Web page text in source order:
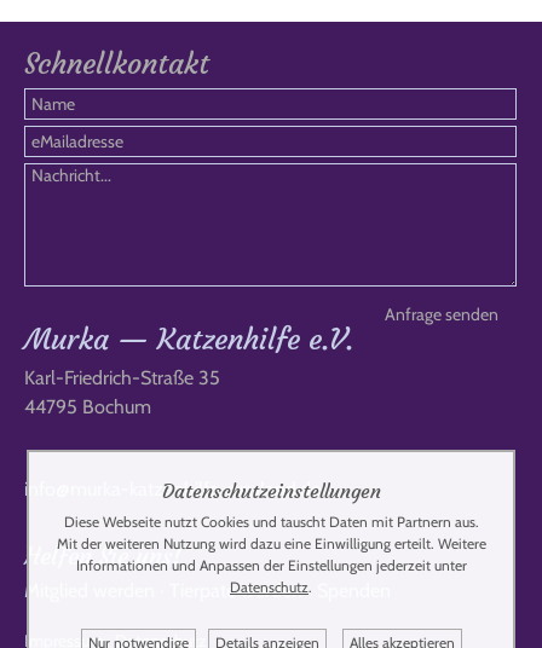
Schnellkontakt
Murka — Katzenhilfe e.V.
Karl-Friedrich-Straße 35
44795 Bochum
info@murka-katzenhilfe-russland.de
Helfen Sie uns!
Mitglied werden Tierpate werden·
Impressum·Datenschutz
Datenschutzeinstellungen
Diese Webseite nutzt Cookies und tauscht Daten mit Partnern aus.
Mit der weiteren Nutzung wird dazu eine Einwilligung erteilt. Weitere
Informationen und Anpassen der Einstellungen jederzeit unter
Datenschutz.
Nur notwendige Details anzeigen Alles akzeptieren